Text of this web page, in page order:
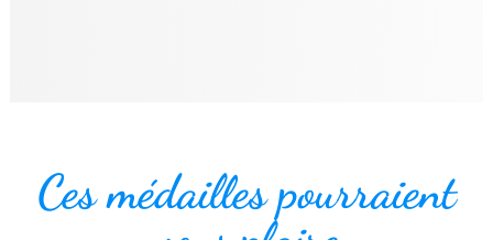
Ces médailles pourraient